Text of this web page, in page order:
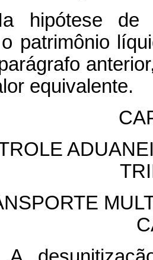
de
patrimônio
equivalente.